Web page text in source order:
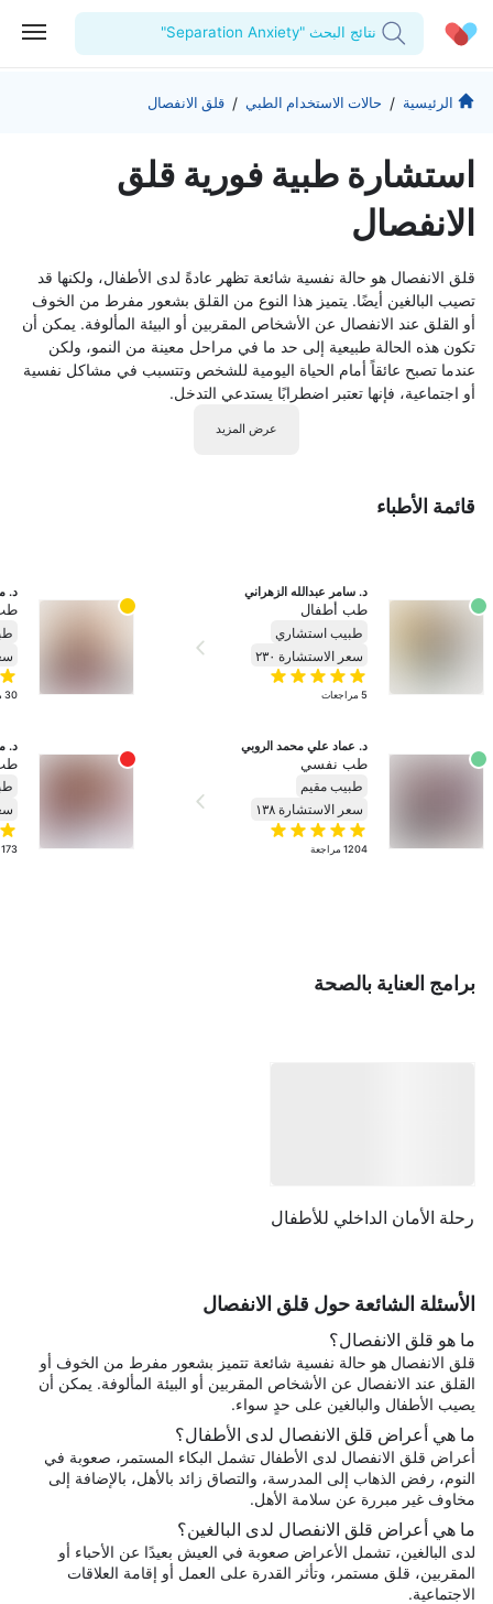
نتائج البحث "Separation Anxiety"
الحساب الشخصي
الوصفات الطبية
اختبارات المعمل
المفضلة
تسجيل الخروج
الشركة
المدونة
المقالات الطبية
الرئيسية / حالات الاستخدام الطبي / قلق الانفصال
استشارة طبية فورية قلق
الانفصال
قلق الانفصال هو حالة نفسية شائعة تظهر عادةً لدى الأطفال، ولكنها قد
تصيب البالغين أيضًا. يتميز هذا النوع من القلق بشعور مفرط من الخوف
أو القلق عند الانفصال عن الأشخاص المقربين أو البيئة المألوفة. يمكن أن
تكون هذه الحالة طبيعية إلى حد ما في مراحل معينة من النمو، ولكن
عندما تصبح عائقاً أمام الحياة اليومية للشخص وتتسبب في مشاكل نفسية
أو اجتماعية، فإنها تعتبر اضطرابًا يستدعي التدخل.
عرض المزيد
قائمة الأطباء
د. سامر عبدالله الزهراني
طب أطفال
طبيب استشاري
سعر الاستشارة ٢٣٠
5 مراجعات
د. عماد علي محمد الروبي
طب نفسي
طبيب مقيم
سعر الاستشارة ١٣٨
1204 مراجعة
د.
30
د.
173
برامج العناية بالصحة
رحلة الأمان الداخلي للأطفال
الأسئلة الشائعة حول قلق الانفصال
ما هو قلق الانفصال؟
قلق الانفصال هو حالة نفسية شائعة تتميز بشعور مفرط من الخوف أو
القلق عند الانفصال عن الأشخاص المقربين أو البيئة المألوفة. يمكن أن
يصيب الأطفال والبالغين على حدٍ سواء.
ما هي أعراض قلق الانفصال لدى الأطفال؟
أعراض قلق الانفصال لدى الأطفال تشمل البكاء المستمر، صعوبة في
النوم، رفض الذهاب إلى المدرسة، والتصاق زائد بالأهل، بالإضافة إلى
مخاوف غير مبررة عن سلامة الأهل.
ما هي أعراض قلق الانفصال لدى البالغين؟
لدى البالغين، تشمل الأعراض صعوبة في العيش بعيدًا عن الأحباء أو
المقربين، قلق مستمر، وتأثر القدرة على العمل أو إقامة العلاقات
الاجتماعية.